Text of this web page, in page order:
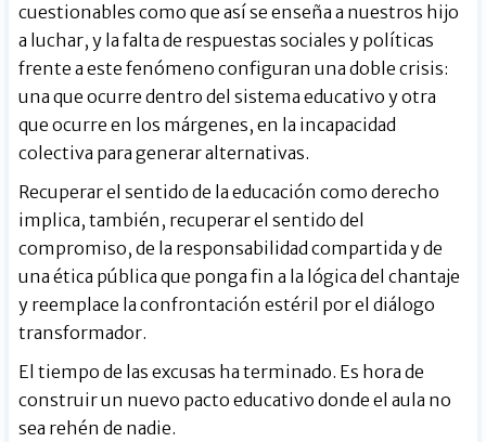
cuestionables como que así se enseña a nuestros hijo
a luchar, y la falta de respuestas sociales y políticas
frente a este fenómeno configuran una doble crisis:
una que ocurre dentro del sistema educativo y otra
que ocurre en los márgenes, en la incapacidad
colectiva para generar alternativas.
Recuperar el sentido de la educación como derecho
implica, también, recuperar el sentido del
compromiso, de la responsabilidad compartida y de
una ética pública que ponga fin a la lógica del chantaje
y reemplace la confrontación estéril por el diálogo
transformador.
El tiempo de las excusas ha terminado. Es hora de
construir un nuevo pacto educativo donde el aula no
sea rehén de nadie.